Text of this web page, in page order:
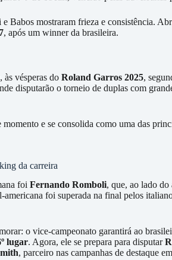
e Babos mostraram frieza e consistência.
, após um winner da brasileira.
vésperas do Roland Garros 2025,
disputarão o torneio de duplas com
e se consolida como uma das
da carreira
foi Fernando Romboli, que, ao lado do
americana foi superada na final pelos
o vice-campeonato garantirá ao
lugar. Agora, ele se prepara para disputar
, parceiro nas campanhas de destaque em